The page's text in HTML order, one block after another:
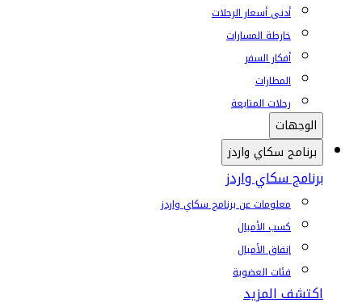
أدنى أسعار الرحلات
خارطة المسارات
أفكار السفر
المطارات
رحلات المتابعة
الوجهات
برنامج سكاي واردز
برنامج سكاي واردز
معلومات عن برنامج سكاي واردز
كسب الأميال
إنفاق الأميال
فئات العضوية
اكتشف المزيد